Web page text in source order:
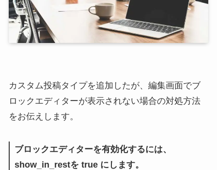
カスタム投稿タイプを追加したが、編集画面でブ
ロックエディターが表示されない場合の対処方法
をお伝えします。
ブロックエディターを有効化するには、
show_in_restを true にします。